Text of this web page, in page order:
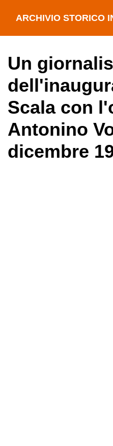
ARCHIVIO STORICO
Un
Scala con
Antonino
dicembre